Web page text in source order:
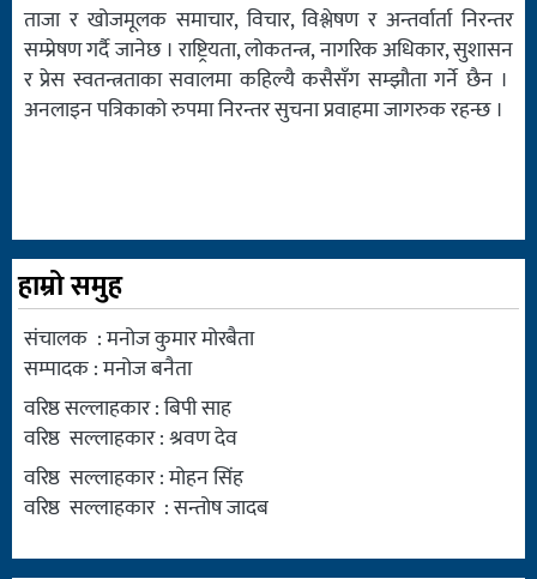
ताजा र खोजमूलक समाचार, विचार, विश्लेषण र अन्तर्वार्ता निरन्तर
सम्प्रेषण गर्दै जानेछ । राष्ट्रियता, लोकतन्त्र, नागरिक अधिकार, सुशासन
र प्रेस स्वतन्त्रताका सवालमा कहिल्यै कसैसँग सम्झौता गर्ने छैन ।
अनलाइन पत्रिकाको रुपमा निरन्तर सुचना प्रवाहमा जागरुक रहन्छ ।
हाम्रो समुह
संचालक : मनोज कुमार मोरबैता
सम्पादक : मनोज बनैता
वरिष्ठ सल्लाहकार : बिपी साह
वरिष्ठ सल्लाहकार : श्रवण देव
वरिष्ठ सल्लाहकार : मोहन सिंह
वरिष्ठ सल्लाहकार : सन्तोष जादब